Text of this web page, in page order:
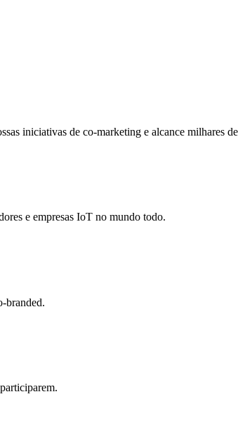
iniciativas de co-marketing e alcance milhares
e empresas IoT no mundo todo.
branded.